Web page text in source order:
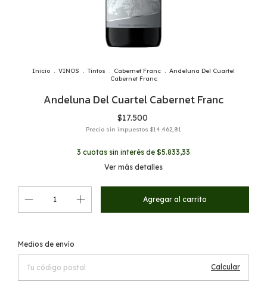
Inicio . VINOS . Tintos . Cabernet Franc . Andeluna Del Cuartel
Cabernet Franc
Andeluna Del Cuartel Cabernet Franc
$17.500
Precio sin impuestos $14.462,81
3 cuotas sin interés de $5.833,33
Ver más detalles
Entregas para el CP:
Medios de envío
Calcular